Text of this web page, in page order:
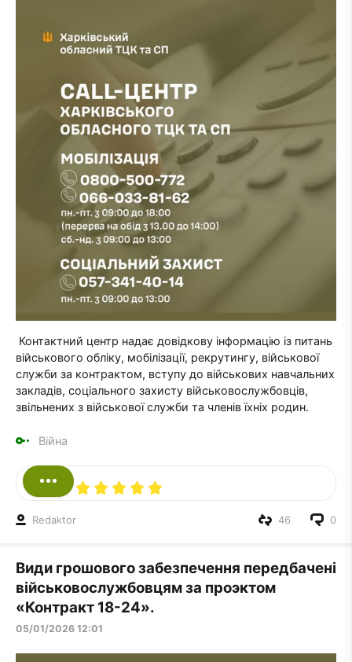
Контактний центр надає довідкову інформацію із питань
військового обліку, мобілізації, рекрутингу, військової
служби за контрактом, вступу до військових навчальних
закладів, соціального захисту військовослужбовців,
звільнених з військової служби та членів їхніх родин.
Війна
Redaktor 0
46
Види грошового забезпечення передбачені
військовослужбовцям за проэктом
«Контракт 18-24».
05/01/2026 12:01